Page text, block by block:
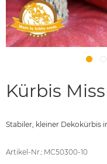
Kürbis
Stabiler, kleiner Dekokürbis
Artikel-Nr.: MC50300-10